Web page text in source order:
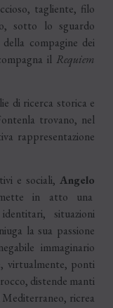
tagliente, filo
sotto lo sguardo
compagine dei
il Requiem
di ricerca storica e
trovano, nel
rappresentazione
e sociali, Angelo
in atto una
situazioni
la sua passione
immaginario
virtualmente, ponti
distende manti
Mediterraneo, ricrea